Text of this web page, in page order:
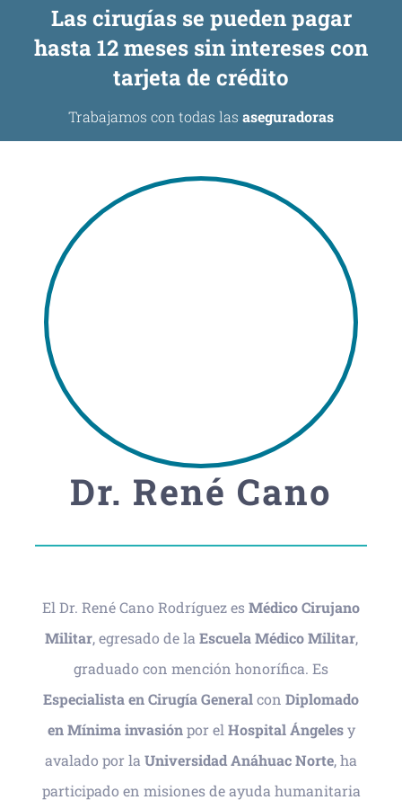
Las cirugías se pueden pagar
hasta 12 meses sin intereses con
tarjeta de crédito
Trabajamos con todas las aseguradoras
Dr. René Cano
El Dr. René Cano Rodríguez esMédico Cirujano
Militar, egresado de la Escuela Médico Militar,
graduado con mención honorífica. Es
Especialista en Cirugía Generalcon Diplomado
en Mínima invasiónpor el Hospital Ángelesy
avalado por la Universidad Anáhuac Norte, ha
participado en misiones de ayuda humanitaria